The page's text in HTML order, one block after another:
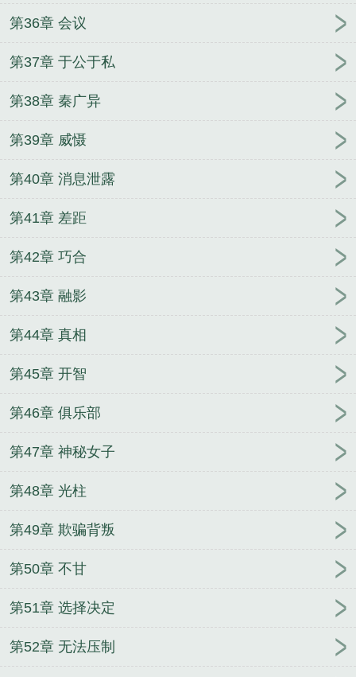
第36章 会议
第37章 于公于私
第38章 秦广异
第39章 威慑
第40章 消息泄露
第41章 差距
第42章 巧合
第43章 融影
第44章 真相
第45章 开智
第46章 俱乐部
第47章 神秘女子
第48章 光柱
第49章 欺骗背叛
第50章 不甘
第51章 选择决定
第52章 无法压制